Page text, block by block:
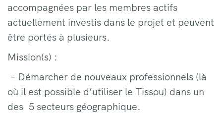
accompagnées par les membres actifs
actuellement investis dans le projet et peuvent
être portés à plusieurs.
Mission(s) :
– Démarcher de nouveaux professionnels (là
où il est possible d’utiliser le Tissou) dans un
des 5 secteurs géographique.